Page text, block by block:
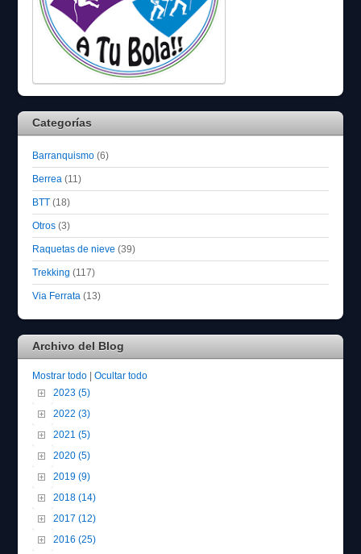
Categorías
Barranquismo (6)
Berrea (11)
BTT (18)
Otros (3)
Raquetas de nieve (39)
Trekking (117)
Via Ferrata (13)
Archivo del Blog
Mostrar todo |Ocultar todo
2023 (5)
2022 (3)
2021 (5)
2020 (5)
2019 (9)
2018 (14)
2017 (12)
2016 (25)